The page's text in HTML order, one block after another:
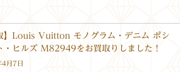
】Louis Vuitton モノグラム・デニム ポシ
・ヒルズ M82949をお買取りしました！
4月7日